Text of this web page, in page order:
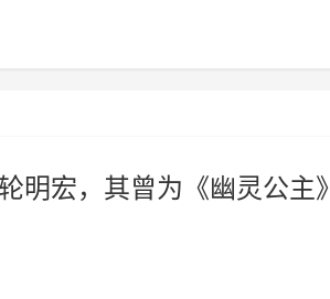
明宏，其曾为《幽灵公主》